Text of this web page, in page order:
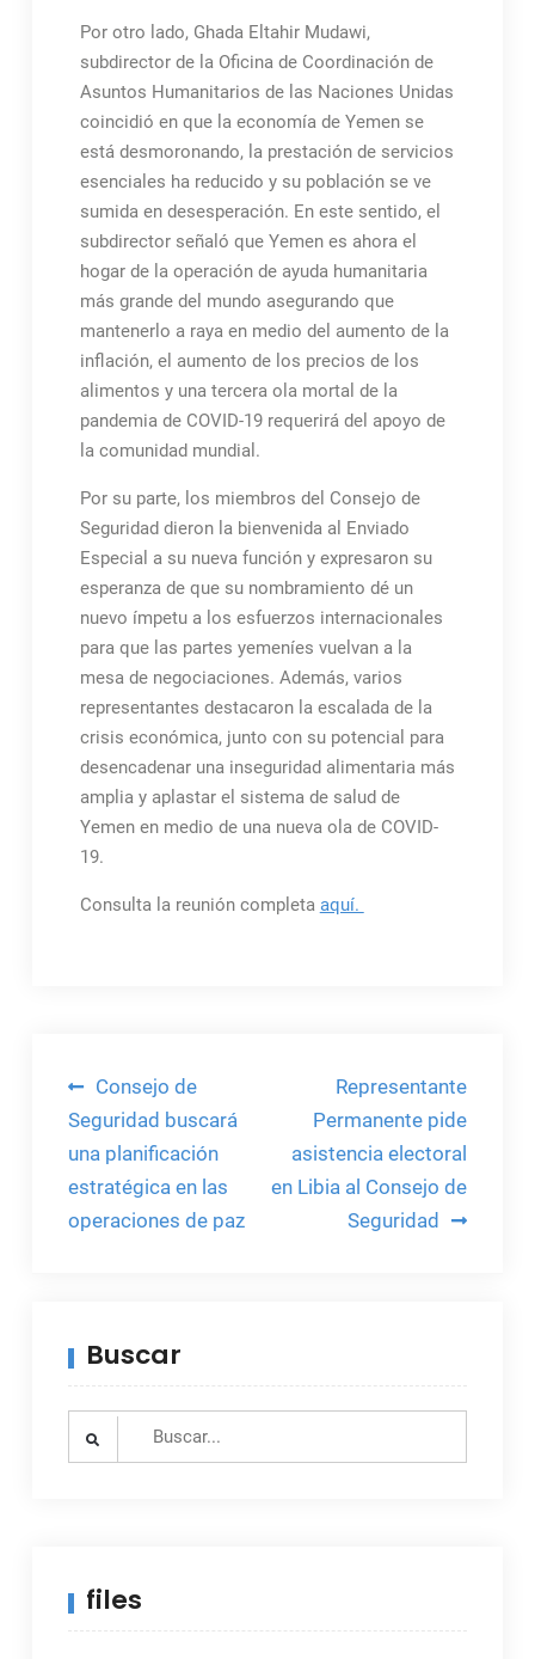
Por otro lado, Ghada Eltahir Mudawi,
subdirector de la Oficina de Coordinación de
Asuntos Humanitarios de las Naciones Unidas
coincidió en que la economía de Yemen se
está desmoronando, la prestación de servicios
esenciales ha reducido y su población se ve
sumida en desesperación. En este sentido, el
subdirector señaló que Yemen es ahora el
hogar de la operación de ayuda humanitaria
más grande del mundo asegurando que
mantenerlo a raya en medio del aumento de la
inflación, el aumento de los precios de los
alimentos y una tercera ola mortal de la
pandemia de COVID-19 requerirá del apoyo de
la comunidad mundial.
Por su parte, los miembros del Consejo de
Seguridad dieron la bienvenida al Enviado
Especial a su nueva función y expresaron su
esperanza de que su nombramiento dé un
nuevo ímpetu a los esfuerzos internacionales
para que las partes yemeníes vuelvan a la
mesa de negociaciones. Además, varios
representantes destacaron la escalada de la
crisis económica, junto con su potencial para
desencadenar una inseguridad alimentaria más
amplia y aplastar el sistema de salud de
Yemen en medio de una nueva ola de COVID-
19.
Consulta la reunión completa aquí.
Navegación
de
entradas
Consejo de
Seguridad buscará
una planificación
estratégica en las
operaciones de paz
Representante
Permanente pide
asistencia electoral
en Libia al Consejo de
Seguridad
Buscar
Search
files